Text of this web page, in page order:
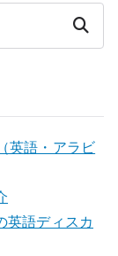
Search
英語・アラビ
英語ディスカ